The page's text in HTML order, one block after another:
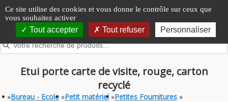
Panneau de gestion des cookies
Ce site utilise des cookies et vous donne le contrôle sur ceux que
vous souhaitez activer
Tout accepter Tout refuser Personnaliser
Etui porte carte de visite, rouge, carton
recyclé
»Bureau - Ecole »Petit matériel »Petites Fournitures »